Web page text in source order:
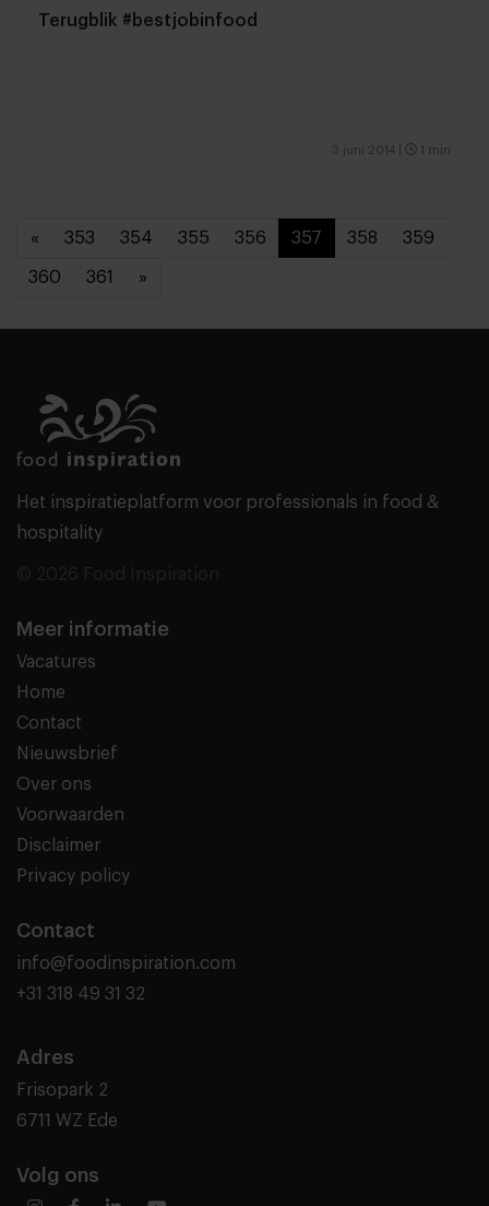
Terugblik #bestjobinfood
3 juni 2014 1 min
« 353 354 355 356 357 358 359
360 361 »
Het inspiratieplatform voor professionals in food &
hospitality
Meer informatie
Vacatures
Home
Contact
Nieuwsbrief
Over ons
Voorwaarden
Disclaimer
Privacy policy
Contact
info@foodinspiration.com
+31 318 49 31 32
Adres
Frisopark 2
6711 WZ Ede
Volg ons